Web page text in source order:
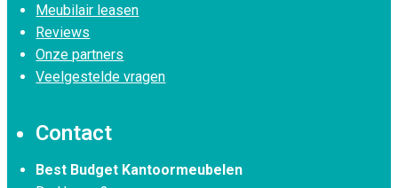
Meubilair leasen
Reviews
Onze partners
Veelgestelde vragen
Contact
Best Budget Kantoormeubelen